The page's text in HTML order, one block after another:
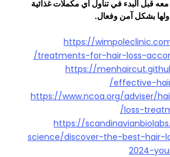
قبل البدء في تناول أي مكملات غذائية
بشكل آمن وفعال.
https://
treatments-for-hair-loss-
https://
effective-
https://www.ncoa.org/adviser/
loss-
https://
science/discover-the-best-hair-
2024-